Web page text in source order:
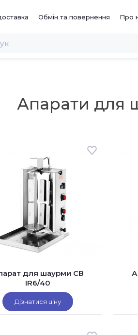
Обмін та повернення Про
Апарати для
для шаурми CB
IR6/40
Дізнатися ціну